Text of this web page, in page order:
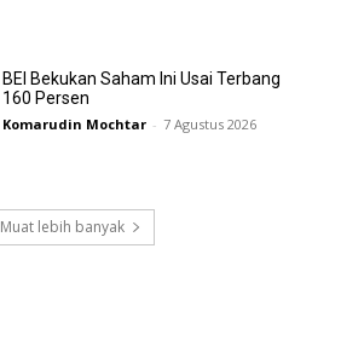
BEI Bekukan Saham Ini Usai Terbang
160 Persen
Komarudin Mochtar - 7 Agustus 2026
Muat lebih banyak